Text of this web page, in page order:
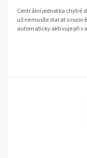
Centrální jednotka chytré
už nemusíte starat o
automaticky aktivuje při